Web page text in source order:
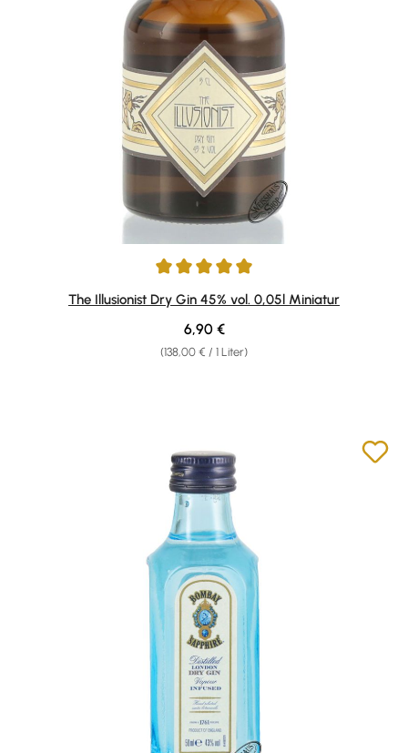
Durchschnittliche Bewertung von 5 von 5 Sternen
The Illusionist Dry Gin 45% vol. 0,05l Miniatur
(138,00 € / 1 Liter)
Regulärer Preis:
6,90 €